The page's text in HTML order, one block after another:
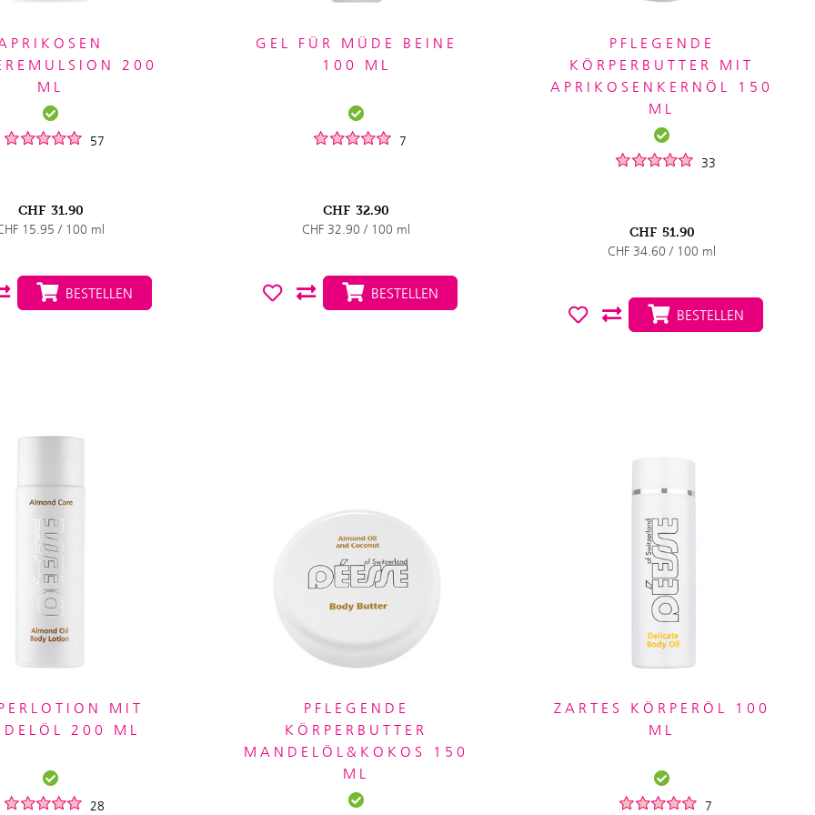
200
ML
57
CHF 31.90
15.95 / 100 ml
BESTELLEN
GEL FÜR MÜDE BEINE
100 ML
7
CHF 32.90
CHF 32.90 / 100 ml
BESTELLEN
PFLEGENDE
KÖRPERBUTTER MIT
APRIKOSENKERNÖL 150
ML
33
CHF 51.90
CHF 34.60 / 100 ml
BESTELLEN
MIT
200 ML
28
PFLEGENDE
KÖRPERBUTTER
MANDELÖL&KOKOS 150
ML
ZARTES KÖRPERÖL 100
ML
7